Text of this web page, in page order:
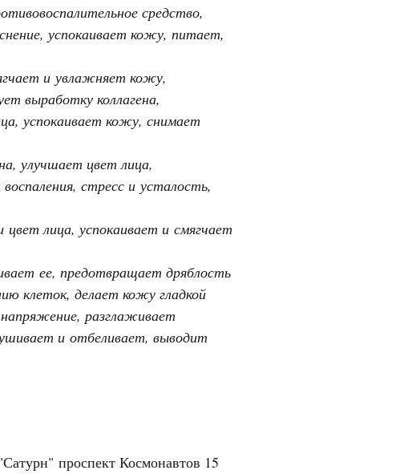
средство,
успокаивает кожу, питает,
и увлажняет кожу,
выработку коллагена,
успокаивает кожу, снимает
улучшает цвет лица,
стресс и усталость,
лица, успокаивает и смягчает
ее, предотвращает дряблость
клеток, делает кожу гладкой
разглаживает
и отбеливает, выводит
проспект Космонавтов 15